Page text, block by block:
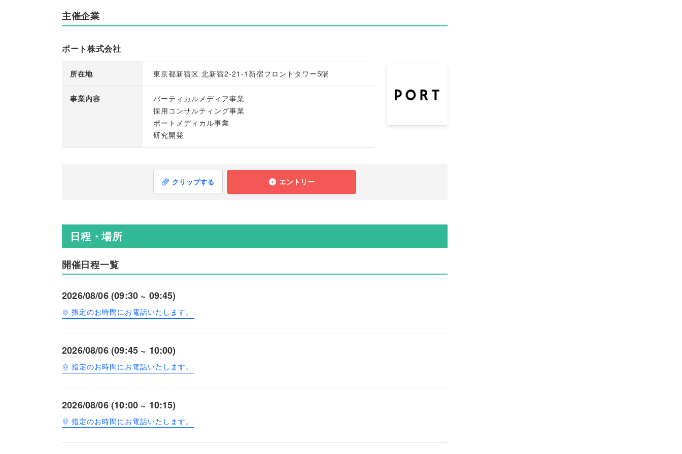
主催企業
ポート株式会社
所在地 東京都新宿区 北新宿2-21-1新宿フロントタワー5階
事業内容
バーティカルメディア事業
採用コンサルティング事業
ポートメディカル事業
研究開発
クリップする エントリー
日程・場所
開催日程一覧
2026/08/06 (09:30 ~ 09:45)
指定のお時間にお電話いたします。
2026/08/06 (09:45 ~ 10:00)
指定のお時間にお電話いたします。
2026/08/06 (10:00 ~ 10:15)
指定のお時間にお電話いたします。